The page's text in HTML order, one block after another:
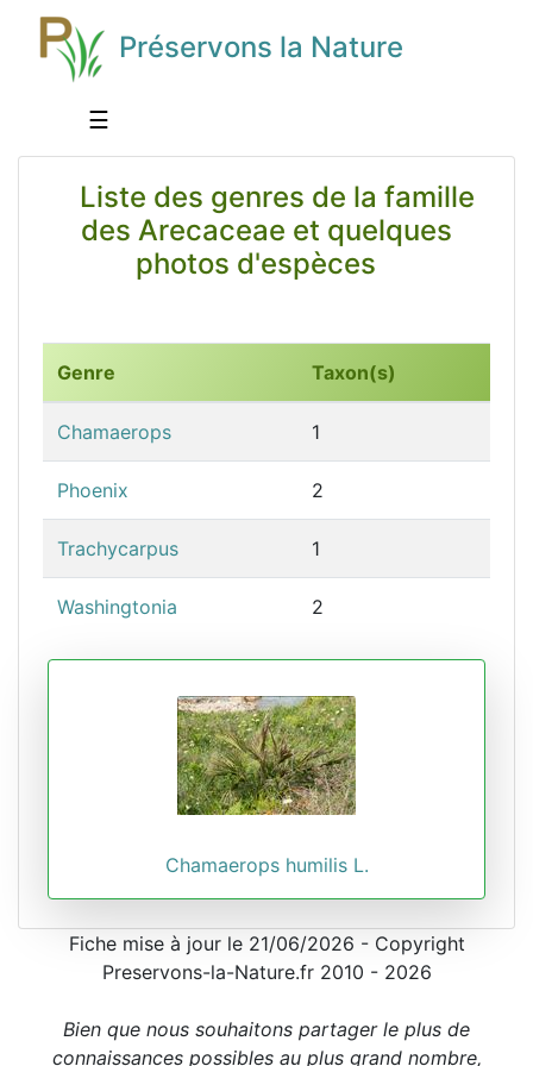
Préservons la Nature
☰
Liste des genres de la famille
des Arecaceae et quelques
photos d'espèces
Genre Taxon(s)
Chamaerops 1
Phoenix 2
Trachycarpus 1
Washingtonia 2
Chamaerops humilis L.
Fiche mise à jour le 21/06/2026 - Copyright
Preservons-la-Nature.fr 2010 - 2026
Bien que nous souhaitons partager le plus de
connaissances possibles au plus grand nombre,